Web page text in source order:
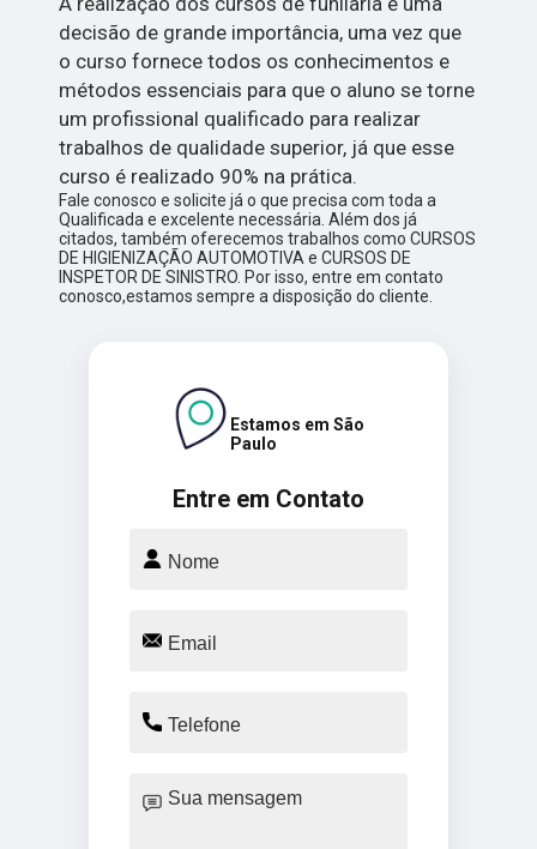
decisão de grande importância, uma vez que
o curso fornece todos os conhecimentos e
métodos essenciais para que o aluno se torne
um profissional qualificado para realizar
trabalhos de qualidade superior, já que esse
curso é realizado 90% na prática.
Fale conosco e solicite já o que precisa com toda a
Qualificada e excelente necessária. Além dos já
citados, também oferecemos trabalhos como CURSOS
DE HIGIENIZAÇÃO AUTOMOTIVA e CURSOS DE
INSPETOR DE SINISTRO. Por isso, entre em contato
conosco,estamos sempre a disposição do cliente.
Entre em Contato
Estamos em São
Paulo